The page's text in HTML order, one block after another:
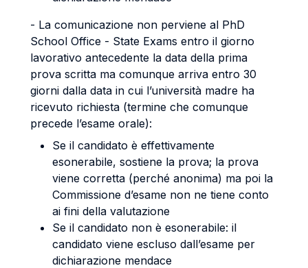
- La comunicazione non perviene al PhD
School Office - State Exams entro il giorno
lavorativo antecedente la data della prima
prova scritta ma comunque arriva entro 30
giorni dalla data in cui l’università madre ha
ricevuto richiesta (termine che comunque
precede l’esame orale):
Se il candidato è effettivamente
esonerabile, sostiene la prova; la prova
viene corretta (perché anonima) ma poi la
Commissione d’esame non ne tiene conto
ai fini della valutazione
Se il candidato non è esonerabile: il
candidato viene escluso dall’esame per
dichiarazione mendace